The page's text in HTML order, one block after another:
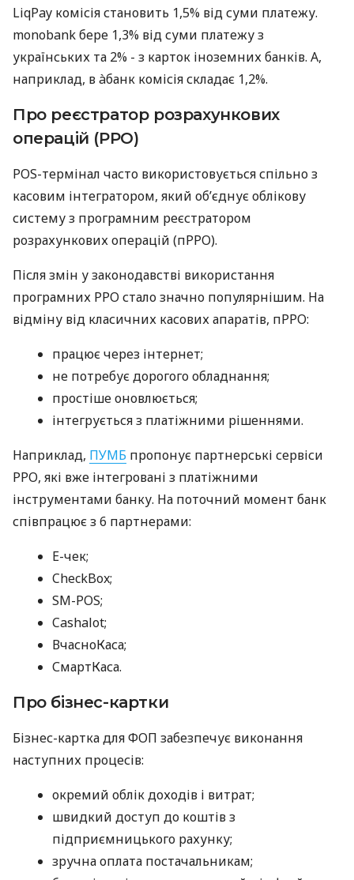
LiqPay комісія становить 1,5% від суми платежу.
monobank бере 1,3% від суми платежу з
українських та 2% - з карток іноземних банків. А,
наприклад, в àбанк комісія складає 1,2%.
Про реєстратор розрахункових
операцій (РРО)
POS-термінал часто використовується спільно з
касовим інтегратором, який об’єднує облікову
систему з програмним реєстратором
розрахункових операцій (пРРО).
Після змін у законодавстві використання
програмних РРО стало значно популярнішим. На
відміну від класичних касових апаратів, пРРО:
працює через інтернет;
не потребує дорогого обладнання;
простіше оновлюється;
інтегрується з платіжними рішеннями.
Наприклад, ПУМБ пропонує партнерські сервіси
РРО, які вже інтегровані з платіжними
інструментами банку. На поточний момент банк
співпрацює з 6 партнерами:
E-чек;
CheckBox;
SM-POS;
Cashalot;
ВчасноКаса;
СмартКаса.
Про бізнес-картки
Бізнес-картка для ФОП забезпечує виконання
наступних процесів:
окремий облік доходів і витрат;
швидкий доступ до коштів з
підприємницького рахунку;
зручна оплата постачальникам;